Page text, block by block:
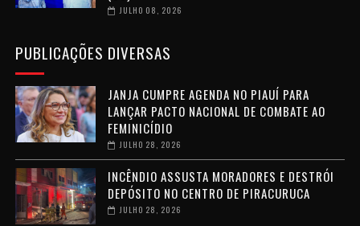
JULHO 08, 2026
PUBLICAÇÕES DIVERSAS
JANJA CUMPRE AGENDA NO PIAUÍ PARA
LANÇAR PACTO NACIONAL DE COMBATE AO
FEMINICÍDIO
JULHO 28, 2026
INCÊNDIO ASSUSTA MORADORES E DESTRÓI
DEPÓSITO NO CENTRO DE PIRACURUCA
JULHO 28, 2026